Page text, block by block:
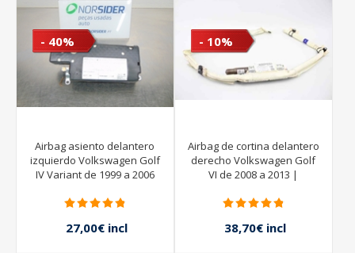
- 40%
Airbag asiento delantero
izquierdo Volkswagen Golf
IV Variant de 1999 a 2006
27,00€ incl
- 10%
Airbag de cortina delantero
derecho Volkswagen Golf
VI de 2008 a 2013 |
38,70€ incl